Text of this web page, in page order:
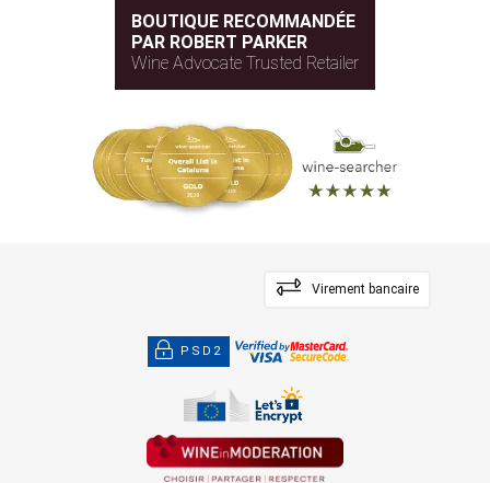
BOUTIQUE RECOMMANDÉE
PAR ROBERT PARKER
Wine Advocate Trusted Retailer
Virement bancaire
PSD2